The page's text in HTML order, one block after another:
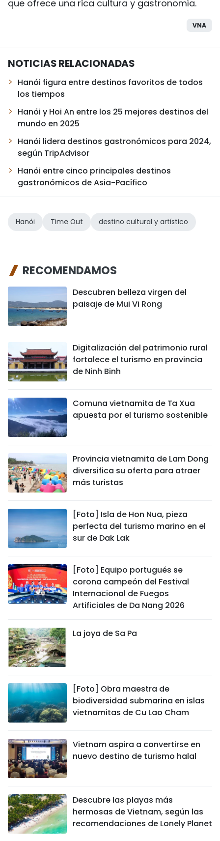
que ofrece una rica cultura y gastronomía.
VNA
NOTICIAS RELACIONADAS
Hanói figura entre destinos favoritos de todos
los tiempos
Hanói y Hoi An entre los 25 mejores destinos del
mundo en 2025
Hanói lidera destinos gastronómicos para 2024,
según TripAdvisor
Hanói entre cinco principales destinos
gastronómicos de Asia-Pacífico
Hanói Time Out destino cultural y artístico
RECOMENDAMOS
Descubren belleza virgen del
paisaje de Mui Vi Rong
Digitalización del patrimonio rural
fortalece el turismo en provincia
de Ninh Binh
Comuna vietnamita de Ta Xua
apuesta por el turismo sostenible
Provincia vietnamita de Lam Dong
diversifica su oferta para atraer
más turistas
[Foto] Isla de Hon Nua, pieza
perfecta del turismo marino en el
sur de Dak Lak
[Foto] Equipo portugués se
corona campeón del Festival
Internacional de Fuegos
Artificiales de Da Nang 2026
La joya de Sa Pa
[Foto] Obra maestra de
biodiversidad submarina en islas
vietnamitas de Cu Lao Cham
Vietnam aspira a convertirse en
nuevo destino de turismo halal
Descubre las playas más
hermosas de Vietnam, según las
recomendaciones de Lonely Planet